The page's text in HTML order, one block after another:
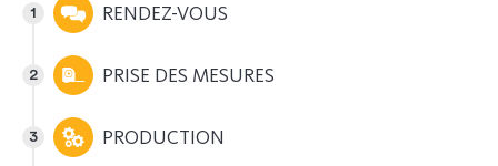
RENDEZ-VOUS
PRISE DES MESURES
PRODUCTION